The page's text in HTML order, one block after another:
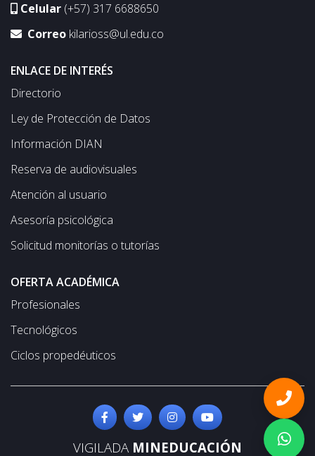
Celular (+57) 317 6688650
Correo kilarioss@ul.edu.co
ENLACE DE INTERÉS
Directorio
Ley de Protección de Datos
Información DIAN
Reserva de audiovisuales
Atención al usuario
Asesoría psicológica
Solicitud monitorías o tutorías
OFERTA ACADÉMICA
Profesionales
Tecnológicos
Ciclos propedéuticos
VIGILADA MINEDUCACIÓN